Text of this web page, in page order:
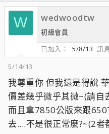
W wedwoodtw
初級會員
已加入
5/8/13 訊息
5/14/13
我尊重你 但我還是得說
價差幾乎微乎其微~(請自
而且拿7850公版來跟
去....不是很正常麼?~(2